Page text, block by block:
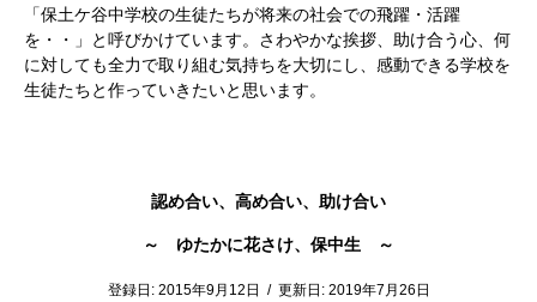
「保土ケ谷中学校の生徒たちが将来の社会での飛躍・活躍
を・・」と呼びかけています。さわやかな挨拶、助け合う心、何
に対しても全力で取り組む気持ちを大切にし、感動できる学校を
生徒たちと作っていきたいと思います。
認め合い、高め合い、助け合い
～ ゆたかに花さけ、保中生 ～
登録日: 2015年9月12日 / 更新日: 2019年7月26日